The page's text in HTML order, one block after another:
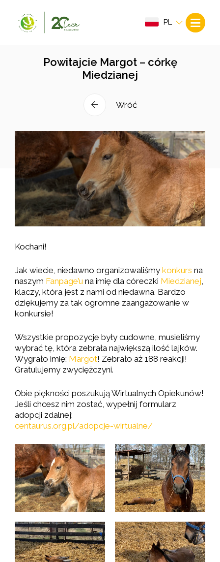
PL
Powitajcie Margot – córkę
Miedzianej
Wróć
Kochani!
Jak wiecie, niedawno organizowaliśmy konkurs na
naszym Fanpage’u na imię dla córeczki Miedzianej,
klaczy, która jest z nami od niedawna. Bardzo
dziękujemy za tak ogromne zaangażowanie w
konkursie!
Wszystkie propozycje były cudowne, musieliśmy
wybrać tę, która zebrała największą ilość lajków.
Wygrało imię: Margot! Zebrało aż 188 reakcji!
Gratulujemy zwyciężczyni.
Obie piękności poszukują Wirtualnych Opiekunów!
Jeśli chcesz nim zostać, wypełnij formularz
adopcji zdalnej:
centaurus.org.pl/adopcje-wirtualne/